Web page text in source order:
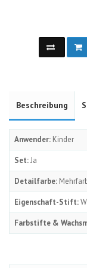
Beschreibung
Anwender: Kinder
Set:Ja
Detailfarbe:
Eigenschaft-Stift:
Farbstifte &